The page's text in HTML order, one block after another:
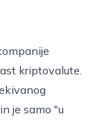
kriptovalute.
je samo "u